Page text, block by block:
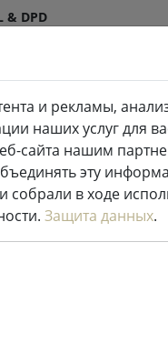
& DPD
и
Жизн
ь
и рекламы,
наших услуг для
сайта нашим
эту
в ходе
Защита данных.